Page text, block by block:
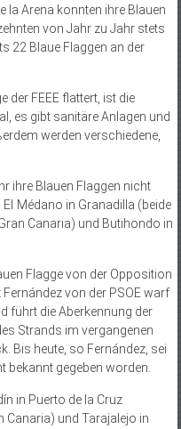
la Arena konnten ihre Blauen
von Jahr zu Jahr stets
22 Blaue Flaggen an der
der FEEE flattert, ist die
es gibt sanitäre Anlagen und
werden verschiedene,
ihre Blauen Flaggen nicht
Médano in Granadilla (beide
Canaria) und Butihondo in
Flagge von der Opposition
von der PSOE warf
führt die Aberkennung der
Strands im vergangenen
Bis heute, so Fernández, sei
bekannt gegeben worden.
in Puerto de la Cruz
Canaria) und Tarajalejo in